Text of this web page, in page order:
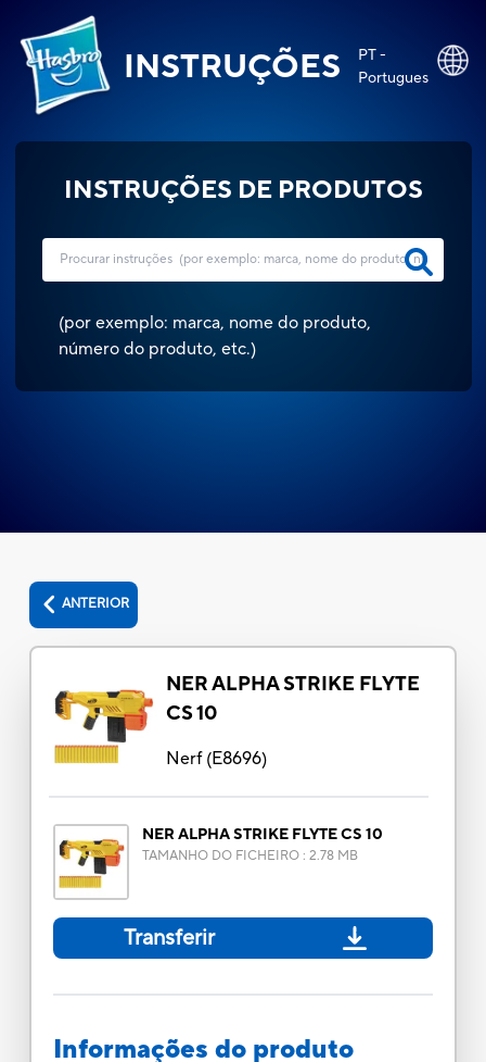
INSTRUÇÕES
PT -
Portugues
INSTRUÇÕES DE PRODUTOS
(por exemplo: marca, nome do produto,
número do produto, etc.)
ANTERIOR
NER ALPHA STRIKE FLYTE
CS 10
Nerf(E8696)
NER ALPHA STRIKE FLYTE CS 10
TAMANHO DO FICHEIRO: 2.78 MB
Transferir
Informações do produto